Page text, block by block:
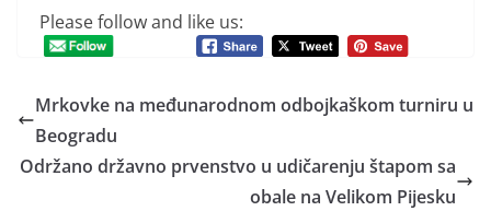
Please follow and like us:
Mrkovke na međunarodnom odbojkaškom turniru u
Beogradu
Održano državno prvenstvo u udičarenju štapom sa
obale na Velikom Pijesku